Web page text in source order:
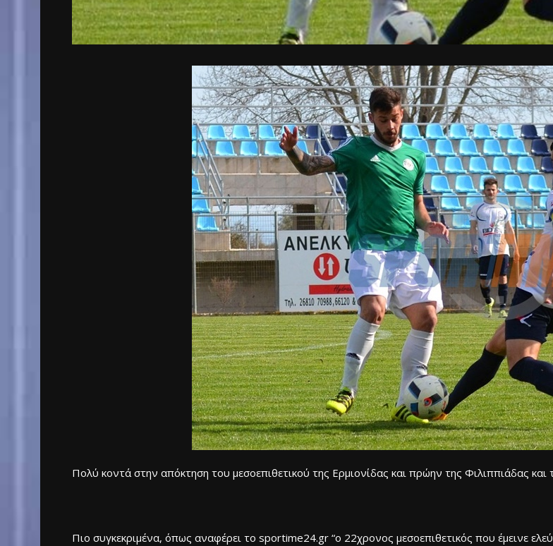
Πολύ κοντά στην απόκτηση του μεσοεπιθετικού της Ερμιονίδας και πρώην της Φιλιππιάδας
Πιο συγκεκριμένα, όπως αναφέρει το sportime24.gr “ο 22χρονος μεσοεπιθετικός που έμεινε